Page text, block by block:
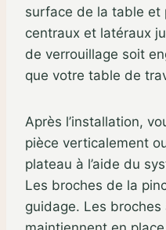
surface de la table et
centraux et latéraux
de verrouillage soit
que votre table de
Après l’installation,
pièce verticalement
plateau à l’aide du
Les broches de la
guidage. Les broches